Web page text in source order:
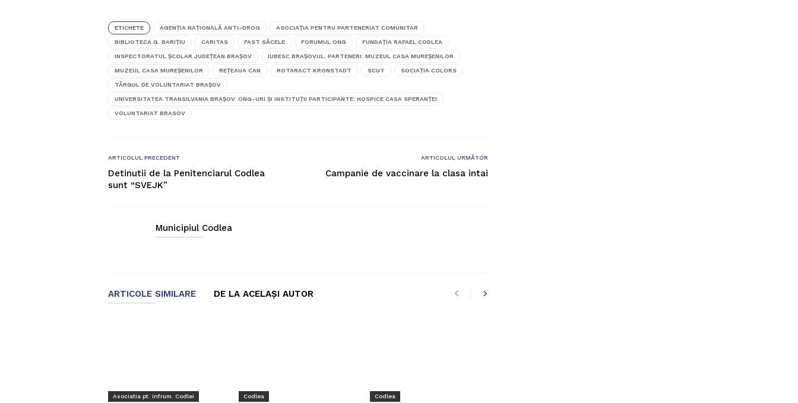
ETICHETE AGENȚIA NAȚIONALĂ ANTI-DROG ASOCIAȚIA PENTRU PARTENERIAT COMUNITAR
BIBLIOTECA G. BARIȚIU CARITAS FAST SĂCELE FORUMUL ONG FUNDAȚIA RAFAEL CODLEA
INSPECTORATUL ȘCOLAR JUDEȚEAN BRAȘOV IUBESC BRAȘOVUL. PARTENERI: MUZEUL CASA MUREȘENILOR
MUZEUL CASA MUREŞENILOR REȚEAUA CAN ROTARACT KRONSTADT SCUT SOCIAȚIA COLORS
TÂRGUL DE VOLUNTARIAT BRAȘOV
UNIVERSITATEA TRANSILVANIA BRAȘOV. ONG-URI ȘI INSTITUȚII PARTICIPANTE: HOSPICE CASA SPERANȚEI
VOLUNTARIAT BRASOV
ARTICOLUL PRECEDENT
Detinutii de la Penitenciarul Codlea
sunt “SVEJK”
ARTICOLUL URMĂTOR
Campanie de vaccinare la clasa intai
Municipiul Codlea
ARTICOLE SIMILARE DE LA ACELAȘI AUTOR
Asociatia pt. infrum. Codlei Codlea Codlea